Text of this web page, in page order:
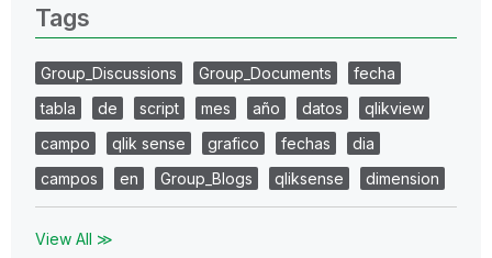
Tags
Group_Discussions Group_Documents
fecha
tabla
de script mes año datos
qlikview
campo
qlik sense grafico fechas
dia
campos
en Group_Blogs qliksense dimension
View All ≫